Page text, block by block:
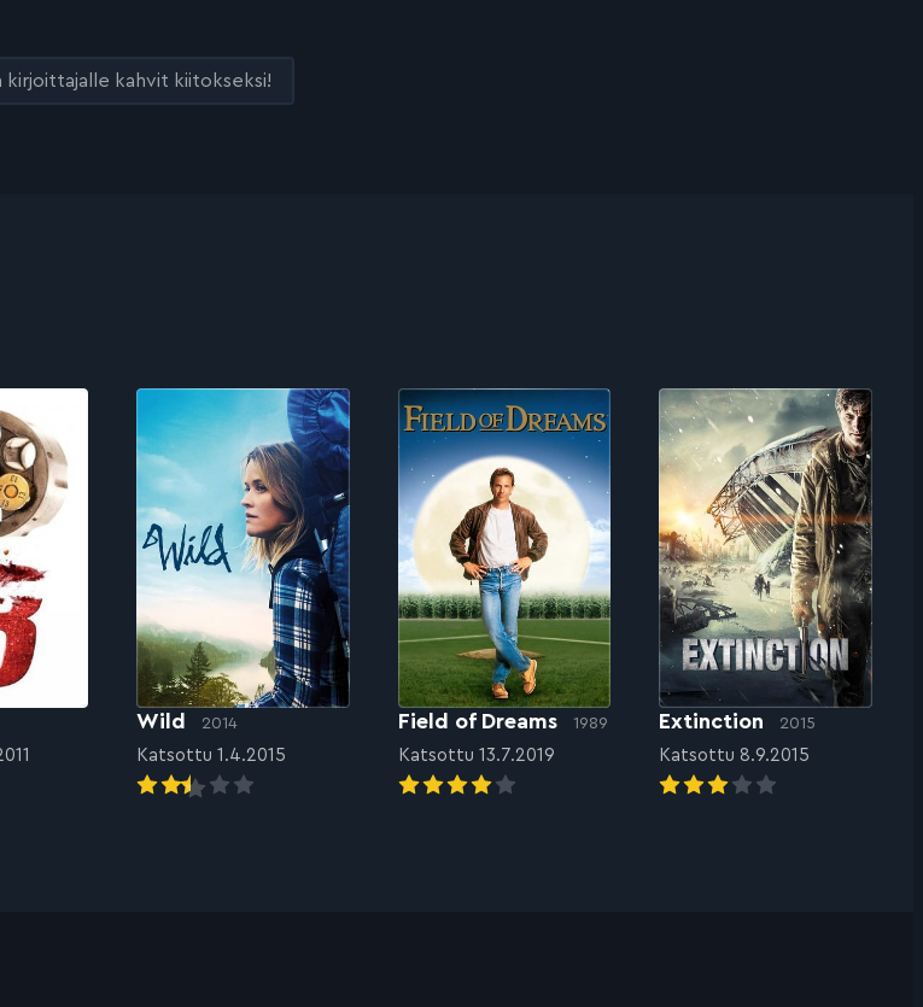
kirjoittajalle kahvit kiitokseksi!
Wild 2014
Katsottu 1.4.2015
Field of Dreams 1989
Katsottu 13.7.2019
Extinction 2015
Katsottu 8.9.2015